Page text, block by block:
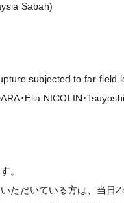
Sabah)
subjected to far-field
･Elia NICOLIN･
。
ただいている方は、当日